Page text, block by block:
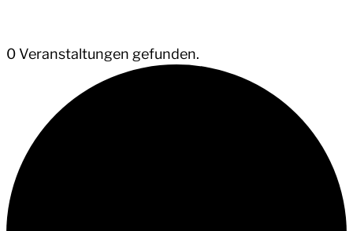
0 Veranstaltungen gefunden.